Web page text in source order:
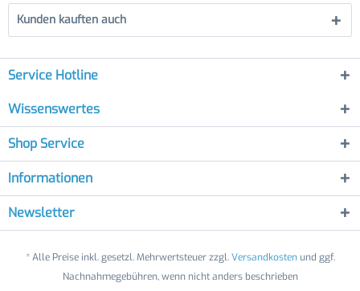
Kunden kauften auch
Service Hotline
Wissenswertes
Shop Service
Informationen
Newsletter
* Alle Preise inkl. gesetzl. Mehrwertsteuer zzgl.Versandkostenund ggf.
Nachnahmegebühren, wenn nicht anders beschrieben